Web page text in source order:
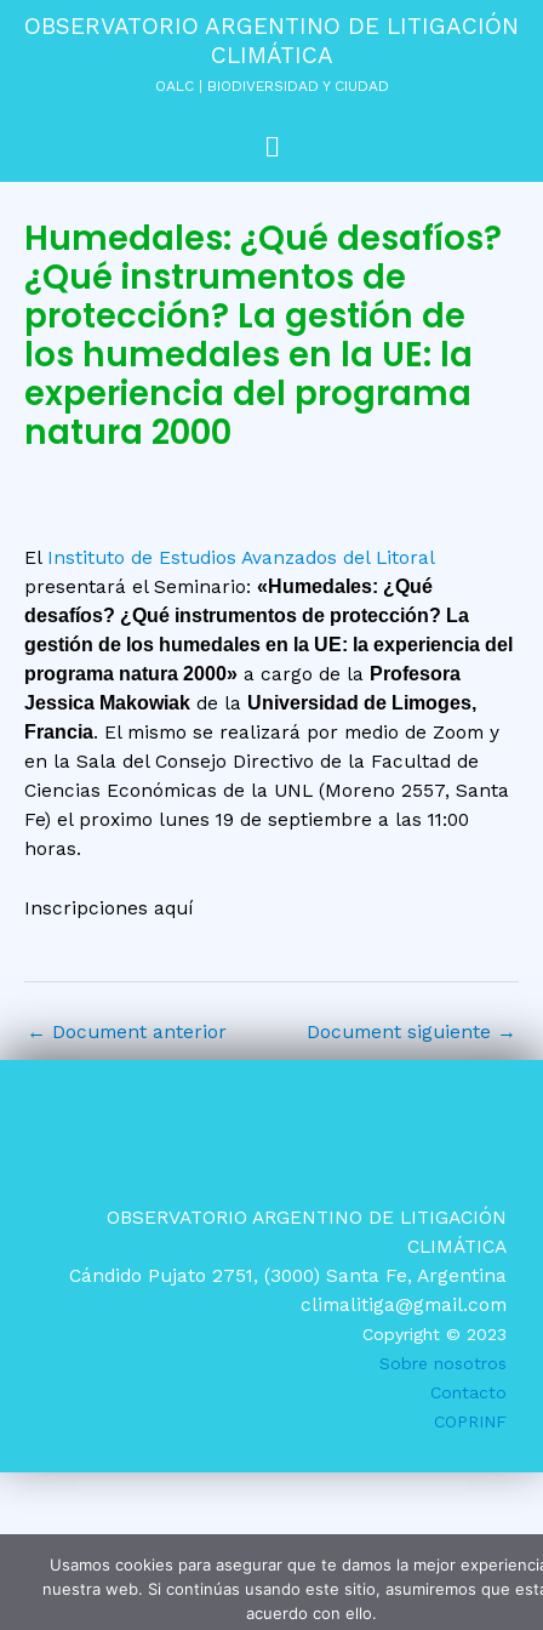
OBSERVATORIO ARGENTINO DE LITIGACIÓN
CLIMÁTICA
OALC | BIODIVERSIDAD Y CIUDAD
Menú
Humedales: ¿Qué desafíos?
¿Qué instrumentos de
protección? La gestión de
los humedales en la UE: la
experiencia del programa
natura 2000
El Instituto de Estudios Avanzados del Litoral
presentará el Seminario: «Humedales: ¿Qué
desafíos? ¿Qué instrumentos de protección? La
gestión de los humedales en la UE: la experiencia del
programa natura 2000» a cargo de la Profesora
Jessica Makowiak de la Universidad de Limoges,
Francia. El mismo se realizará por medio de Zoom y
en la Sala del Consejo Directivo de la Facultad de
Ciencias Económicas de la UNL (Moreno 2557, Santa
Fe) el proximo lunes 19 de septiembre a las 11:00
horas.
Inscripciones aquí
← Document anterior Document siguiente →
OBSERVATORIO ARGENTINO DE LITIGACIÓN
CLIMÁTICA
Cándido Pujato 2751, (3000) Santa Fe, Argentina
climalitiga@gmail.com
Copyright © 2023
Sobre nosotros
Contacto
COPRINF
Usamos cookies para asegurar que te damos la mejor
nuestra web. Si continúas usando este sitio, asumiremos que
acuerdo con ello.